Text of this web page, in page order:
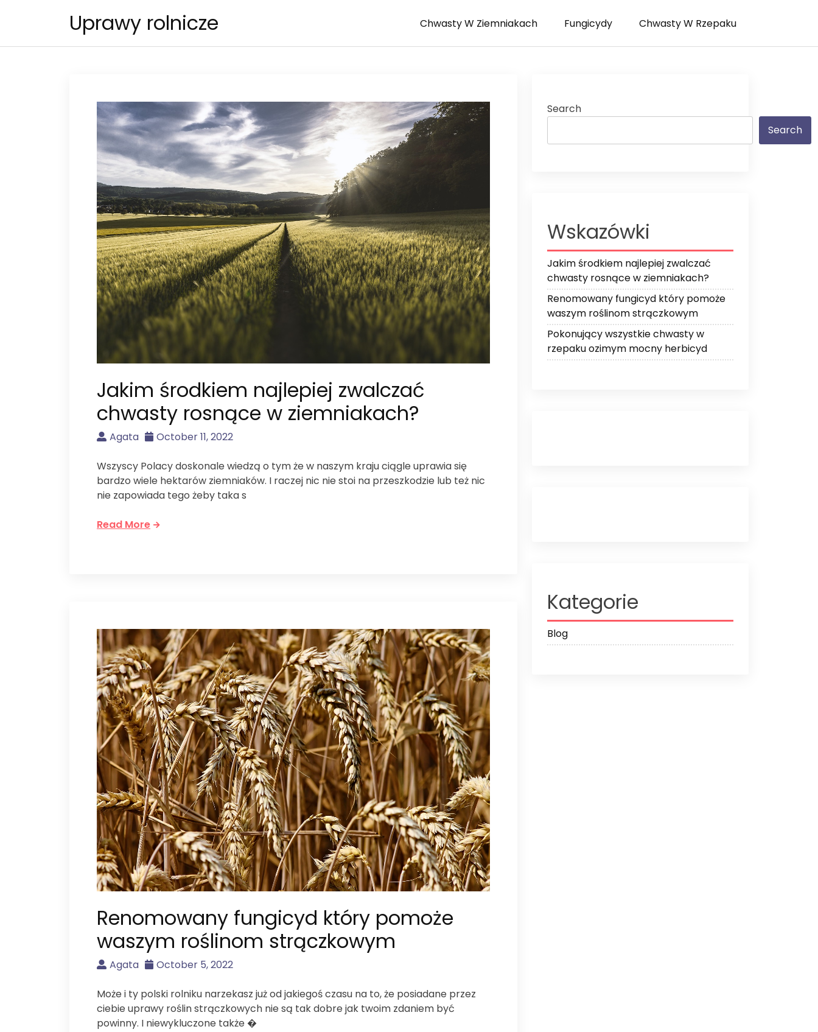
Uprawy rolnicze Chwasty W Ziemniakach Fungicydy Chwasty W Rzepaku
Jakim środkiem najlepiej zwalczać
chwasty rosnące w ziemniakach?
Agata October 11, 2022
Wszyscy Polacy doskonale wiedzą o tym że w naszym kraju ciągle uprawia się
bardzo wiele hektarów ziemniaków. I raczej nic nie stoi na przeszkodzie lub też nic
nie zapowiada tego żeby taka s
Read More
Renomowany fungicyd który pomoże
waszym roślinom strączkowym
Agata October 5, 2022
Może i ty polski rolniku narzekasz już od jakiegoś czasu na to, że posiadane przez
ciebie uprawy roślin strączkowych nie są tak dobre jak twoim zdaniem być
powinny. I niewykluczone także �
Search
Search
Wskazówki
Jakim środkiem najlepiej zwalczać
chwasty rosnące w ziemniakach?
Renomowany fungicyd który pomoże
waszym roślinom strączkowym
Pokonujący wszystkie chwasty w
rzepaku ozimym mocny herbicyd
Kategorie
Blog